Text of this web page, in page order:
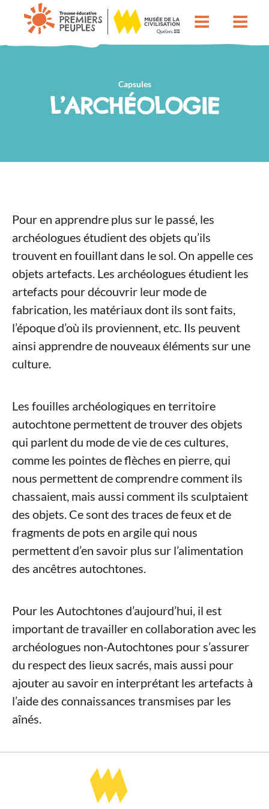
Capsules
L’ARCHÉOLOGIE
Pour en apprendre plus sur le passé, les
archéologues étudient des objets qu’ils
trouvent en fouillant dans le sol. On appelle ces
objets artefacts. Les archéologues étudient les
artefacts pour découvrir leur mode de
fabrication, les matériaux dont ils sont faits,
l’époque d’où ils proviennent, etc. Ils peuvent
ainsi apprendre de nouveaux éléments sur une
culture.
Les fouilles archéologiques en territoire
autochtone permettent de trouver des objets
qui parlent du mode de vie de ces cultures,
comme les pointes de flèches en pierre, qui
nous permettent de comprendre comment ils
chassaient, mais aussi comment ils sculptaient
des objets. Ce sont des traces de feux et de
fragments de pots en argile qui nous
permettent d’en savoir plus sur l’alimentation
des ancêtres autochtones.
Pour les Autochtones d’aujourd’hui, il est
important de travailler en collaboration avec les
archéologues non-Autochtones pour s’assurer
du respect des lieux sacrés, mais aussi pour
ajouter au savoir en interprétant les artefacts à
l’aide des connaissances transmises par les
aînés.